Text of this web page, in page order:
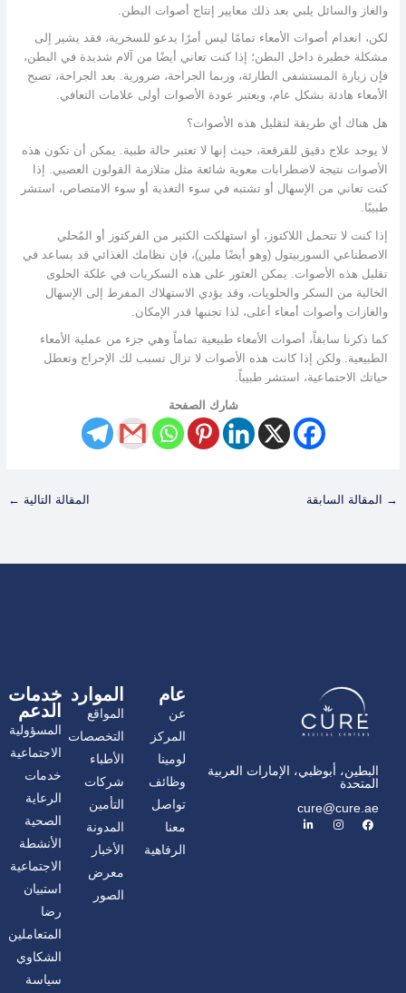
والغاز والسائل يلبي بعد ذلك معايير إنتاج أصوات البطن.
لكن، انعدام أصوات الأمعاء تمامًا ليس أمرًا يدعو للسخرية، فقد يشير إلى
مشكلة خطيرة داخل البطن؛ إذا كنت تعاني أيضًا من آلام شديدة في البطن،
فإن زيارة المستشفى الطارئة، وربما الجراحة، ضرورية. بعد الجراحة، تصبح
الأمعاء هادئة بشكل عام، ويعتبر عودة الأصوات أولى علامات التعافي.
هل هناك أي طريقة لتقليل هذه الأصوات؟
لا يوجد علاج دقيق للقرقعة، حيث إنها لا تعتبر حالة طبية. يمكن أن تكون هذه
الأصوات نتيجة لاضطرابات معوية شائعة مثل متلازمة القولون العصبي. إذا
كنت تعاني من الإسهال أو تشتبه في سوء التغذية أو سوء الامتصاص، استشر
طبيبًا.
إذا كنت لا تتحمل اللاكتوز، أو استهلكت الكثير من الفركتوز أو المُحلي
الاصطناعي السوربيتول (وهو أيضًا ملين)، فإن نظامك الغذائي قد يساعد في
تقليل هذه الأصوات. يمكن العثور على هذه السكريات في علكة الحلوى
الخالية من السكر والحلويات، وقد يؤدي الاستهلاك المفرط إلى الإسهال
والغازات وأصوات أمعاء أعلى، لذا تجنبها قدر الإمكان.
كما ذكرنا سابقاً، أصوات الأمعاء طبيعية تماماً وهي جزء من عملية الأمعاء
الطبيعية. ولكن إذا كانت هذه الأصوات لا تزال تسبب لك الإحراج وتعطل
حياتك الاجتماعية، استشر طبيباً.
شارك الصفحة
→ المقالة السابقة المقالة التالية ←
البطين، أبوظبي، الإمارات العربية
المتحدة
cure@cure.ae
ف
ي
ا
ن
ل
ي
عام
عن
المركز
لومينا
وظائف
تواصل
معنا
الرفاهية
الموارد
المواقع
التخصصات
الأطباء
شركات
التأمين
المدونة
الأخبار
معرض
الصور
خدمات
الدعم
المسؤولية
الاجتماعية
خدمات
الرعاية
الصحية
الأنشطة
الاجتماعية
استبيان
رضا
المتعاملين
الشكاوي
سياسة